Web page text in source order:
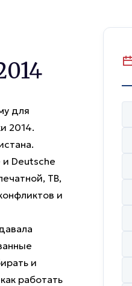
для
2014.
Deutsche
ТВ,
и
и
работать